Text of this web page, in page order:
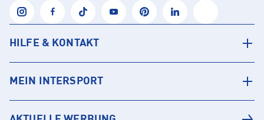
HILFE & KONTAKT
MEIN INTERSPORT